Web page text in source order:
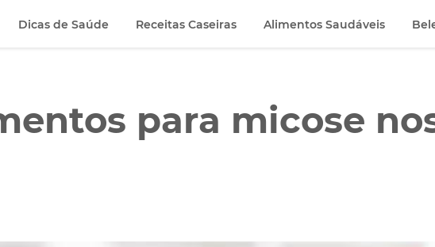
para micose
Dicas de Saúde Receitas Caseiras Alimentos Saudáveis